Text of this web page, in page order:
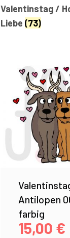
Valentinstag /
Liebe (73)
Antilopen
farbig
15,00 €